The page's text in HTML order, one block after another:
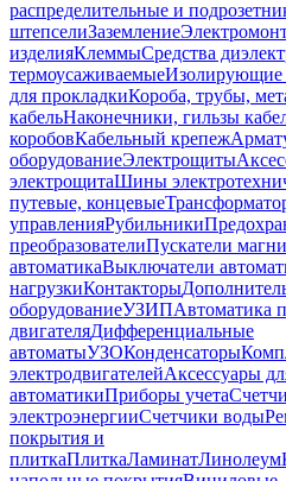
распределительные и
штепселиЗаземление
изделияКлеммыСредства
термоусаживаемые
для прокладкиКороба, трубы,
кабельНаконечники, гильзы
коробовКабельный крепеж
оборудованиеЭлектрощиты
электрощитаШины
путевые, концевые
управленияРубильники
преобразователиПускатели
автоматикаВыключатели
нагрузкиКонтакторы
оборудованиеУЗИПАвтоматика
двигателяДифференциальные
автоматыУЗОКонденсаторы
электродвигателейАксессуары
автоматикиПриборы учета
электроэнергииСчетчики воды
покрытия и
плиткаПлиткаЛаминатЛинолеум